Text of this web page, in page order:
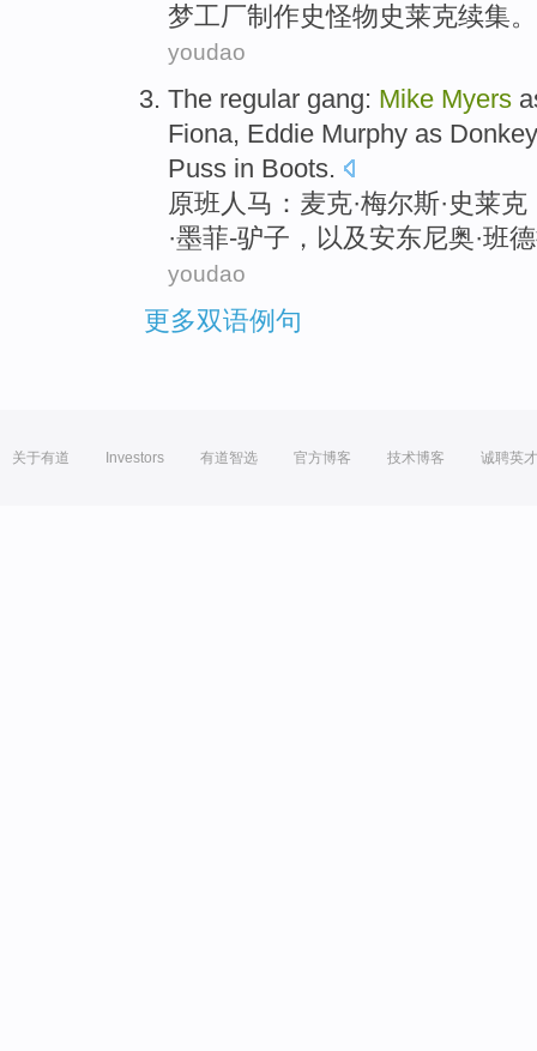
梦工厂制作史怪物史莱克续集。
youdao
The regular gang: Mike Myers
Fiona, Eddie Murphy as Donkey
Puss in Boots.
原班人马： 麦克·梅尔斯· 史莱克
·墨菲-驴子 ， 以及安东尼奥·班
youdao
更多双语例句
关于有道 Investors 有道智选 官方博客 技术博客 诚聘英才